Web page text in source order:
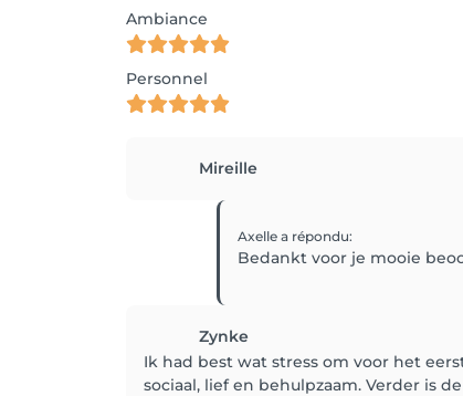
Ambiance
Personnel
Mireille
Axelle a répondu:
Bedankt voor je mooie
Zynke
Ik had best wat stress om voor het
sociaal, lief en behulpzaam. Verder is